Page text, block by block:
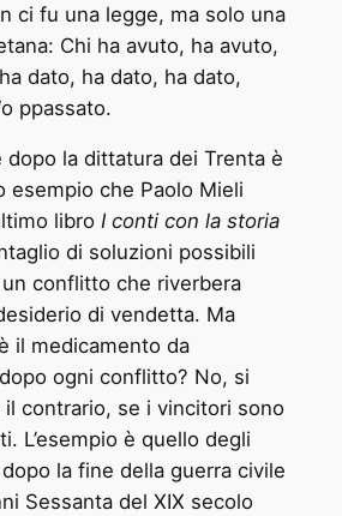
ci fu una legge, ma solo una
Chi ha avuto, ha avuto,
dato, ha dato, ha dato,
ppassato.
dopo la dittatura dei Trenta è
esempio che Paolo Mieli
libro I conti con la storia
di soluzioni possibili
conflitto che riverbera
di vendetta. Ma
il medicamento da
ogni conflitto? No, si
il contrario, se i vincitori sono
L’esempio è quello degli
la fine della guerra civile
Sessanta del XIX secolo